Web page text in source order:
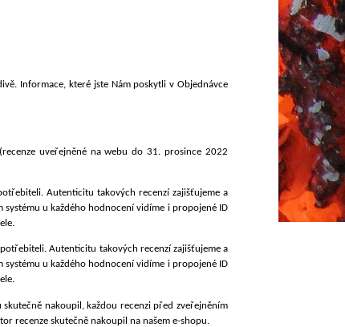
Informace, které jste Nám poskytli v Objednávce
uveřejněné na webu do 31. prosince 2022
Autenticitu takových recenzí zajišťujeme a
u každého hodnocení vidíme i propojené ID
Autenticitu takových recenzí zajišťujeme a
u každého hodnocení vidíme i propojené ID
nakoupil, každou recenzi před zveřejněním
recenze skutečně nakoupil na našem e-shopu.